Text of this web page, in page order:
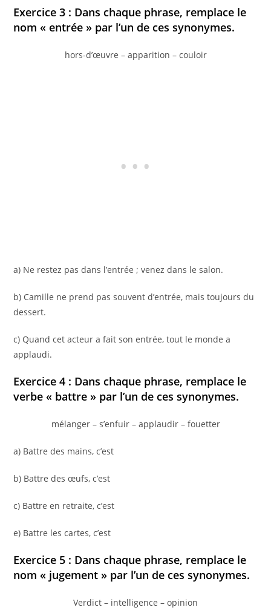
Exercice 3 : Dans chaque phrase, remplace le
nom « entrée » par l’un de ces synonymes.
hors-d’œuvre – apparition – couloir
a) Ne restez pas dans l’entrée ; venez dans le salon.
b) Camille ne prend pas souvent d’entrée, mais toujours du
dessert.
c) Quand cet acteur a fait son entrée, tout le monde a
applaudi.
Exercice 4 : Dans chaque phrase, remplace le
verbe « battre » par l’un de ces synonymes.
mélanger – s’enfuir – applaudir – fouetter
a) Battre des mains, c’est
b) Battre des œufs, c’est
c) Battre en retraite, c’est
e) Battre les cartes, c’est
Exercice 5 : Dans chaque phrase, remplace le
nom « jugement » par l’un de ces synonymes.
Verdict – intelligence – opinion